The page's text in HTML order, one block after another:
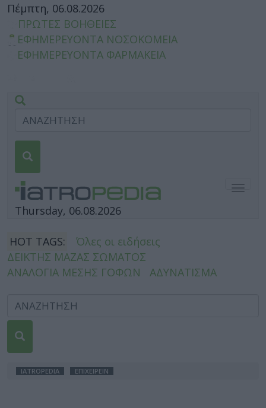
Πέμπτη, 06.08.2026
ΠΡΩΤΕΣ ΒΟΗΘΕΙΕΣ
ΕΦΗΜΕΡΕΥΟΝΤΑ ΝΟΣΟΚΟΜΕΙΑ
ΕΦΗΜΕΡΕΥΟΝΤΑ ΦΑΡΜΑΚΕΙΑ
Thursday, 06.08.2026
HOT TAGS:
Όλες οι ειδήσεις
ΔΕΙΚΤΗΣ ΜΑΖΑΣ ΣΩΜΑΤΟΣ
ΑΝΑΛΟΓΙΑ ΜΕΣΗΣ ΓΟΦΩΝ
ΑΔΥΝΑΤΙΣΜΑ
IATROPEDIA ΕΠΙΧΕΙΡΕΙΝ